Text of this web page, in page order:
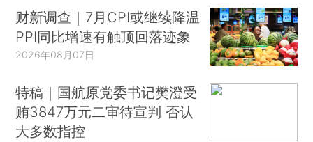
财新调查｜7月CPI或继续降温
PPI同比增速有触顶回落迹象
2026年08月07日
特稿｜国航原党委书记樊澄受
贿3847万元二审待宣判 否认
大多数指控